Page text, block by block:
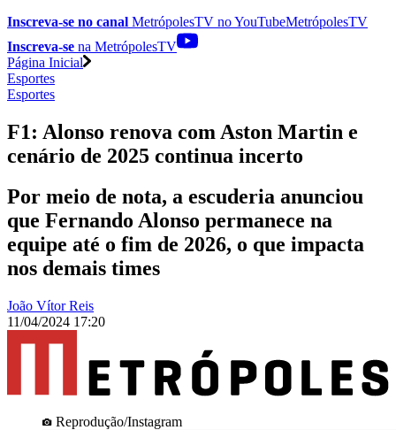
Inscreva-se no canal MetrópolesTV noYouTubeMetrópolesTV
Inscreva-se na MetrópolesTV
Página Inicial
Esportes
Esportes
F1: Alonso renova com Aston Martin e
cenário de 2025 continua incerto
Por meio de nota, a escuderia anunciou
que Fernando Alonso permanece na
equipe até o fim de 2026, o que impacta
nos demais times
João Vítor Reis
11/04/2024 17:20
Reprodução/Instagram